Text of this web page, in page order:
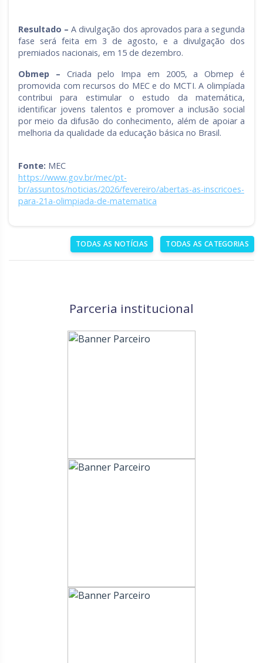
Resultado – A divulgação dos aprovados para a segunda
fase será feita em 3 de agosto, e a divulgação dos
premiados nacionais, em 15 de dezembro.
Obmep – Criada pelo Impa em 2005, a Obmep é
promovida com recursos do MEC e do MCTI. A olimpíada
contribui para estimular o estudo da matemática,
identificar jovens talentos e promover a inclusão social
por meio da difusão do conhecimento, além de apoiar a
melhoria da qualidade da educação básica no Brasil.
Fonte: MEC
https://www.gov.br/mec/pt-
br/assuntos/noticias/2026/fevereiro/abertas-as-inscricoes-
para-21a-olimpiada-de-matematica
TODAS AS NOTÍCIAS TODAS AS CATEGORIAS
Parceria institucional